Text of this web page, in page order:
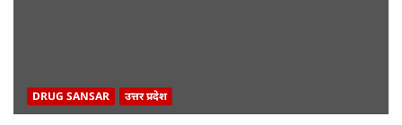
DRUG SANSAR उत्तर प्रदेश